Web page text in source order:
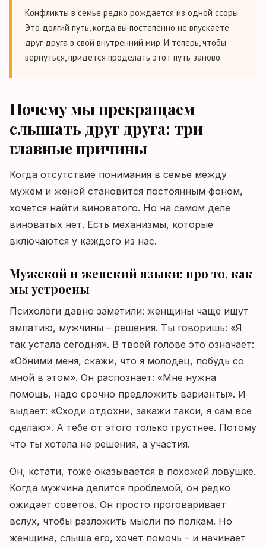
Конфликты в семье редко рождается из одной ссоры.
Это долгий путь, когда вы постепенно не впускаете
друг друга в свой внутренний мир. И теперь, чтобы
вернуться, придется проделать этот путь заново.
Почему мы прекращаем
слышать друг друга: три
главные причины
Когда отсутствие понимания в семье между
мужем и женой становится постоянным фоном,
хочется найти виноватого. Но на самом деле
виноватых нет. Есть механизмы, которые
включаются у каждого из нас.
Мужской и женский языки: про то, как
мы устроены
Психологи давно заметили: женщины чаще ищут
эмпатию, мужчины – решения. Ты говоришь: «Я
так устала сегодня». В твоей голове это означает:
«Обними меня, скажи, что я молодец, побудь со
мной в этом». Он распознает: «Мне нужна
помощь, надо срочно предложить варианты». И
выдает: «Сходи отдохни, закажи такси, я сам все
сделаю». А тебе от этого только грустнее. Потому
что ты хотела не решения, а участия.
Он, кстати, тоже оказывается в похожей ловушке.
Когда мужчина делится проблемой, он редко
ожидает советов. Он просто проговаривает
вслух, чтобы разложить мысли по полкам. Но
женщина, слыша его, хочет помочь – и начинает